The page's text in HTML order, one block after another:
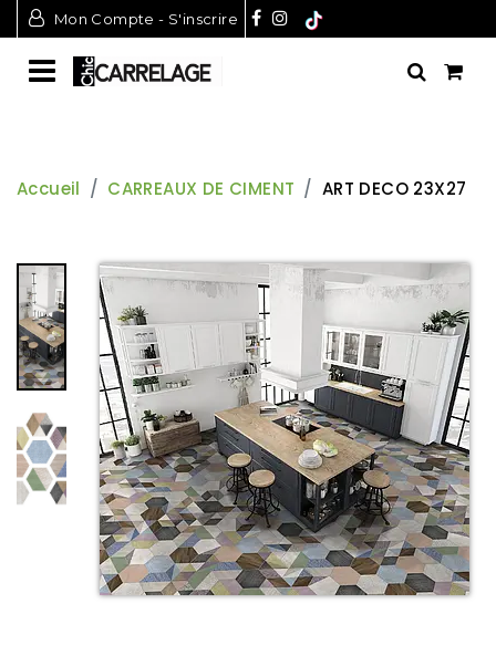
Mon Compte - S'inscrire
Accueil CARREAUX DE CIMENT ART DECO 23X27